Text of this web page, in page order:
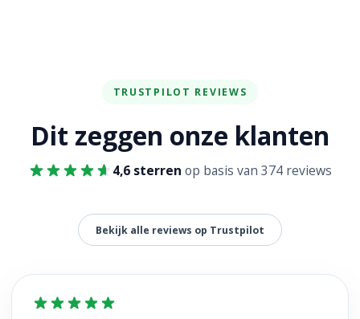
TRUSTPILOT REVIEWS
Dit zeggen onze klanten
4,6 sterren op basis van 374 reviews
Bekijk alle reviews op Trustpilot